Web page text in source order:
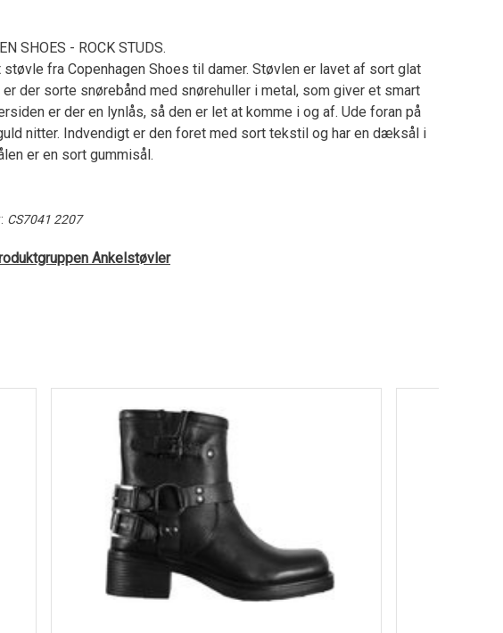
SHOES - ROCK STUDS.
støvle fra Copenhagen Shoes til damer. Støvlen er lavet af sort glat
er der sorte snørebånd med snørehuller i metal, som giver et smart
er der en lynlås, så den er let at komme i og af. Ude foran på
nitter. Indvendigt er den foret med sort tekstil og har en dæksål i
er en sort gummisål.
CS7041 2207
Ankelstøvler